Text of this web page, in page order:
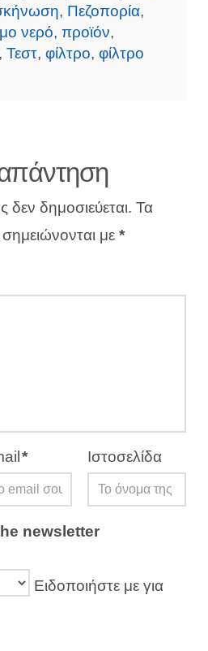
, Πεζοπορία,
νερό, προϊόν,
, Τεστ, φίλτρο, φίλτρο
δημοσιεύεται. Τα
με *
* Ιστοσελίδα
newsletter
Ειδοποιήστε με για